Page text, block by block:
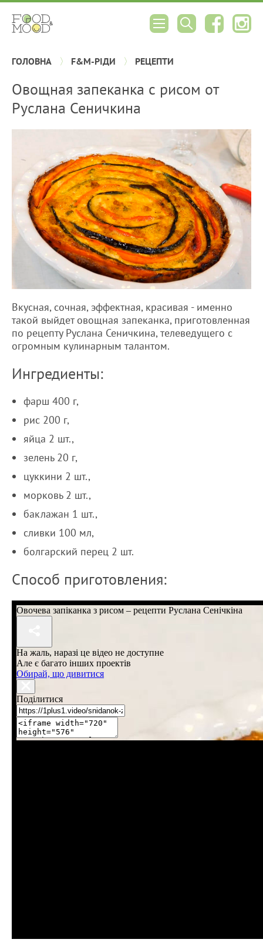
ГОЛОВНА F&M-РІДИ РЕЦЕПТИ
Овощная запеканка с рисом от
Руслана Сеничкина
Вкусная, сочная, эффектная, красивая - именно
такой выйдет овощная запеканка, приготовленная
по рецепту Руслана Сеничкина, телеведущего с
огромным кулинарным талантом.
Ингредиенты:
фарш 400 г,
рис 200 г,
яйца 2 шт.,
зелень 20 г,
цуккини 2 шт.,
морковь 2 шт.,
баклажан 1 шт.,
сливки 100 мл,
болгарский перец 2 шт.
Способ приготовления: